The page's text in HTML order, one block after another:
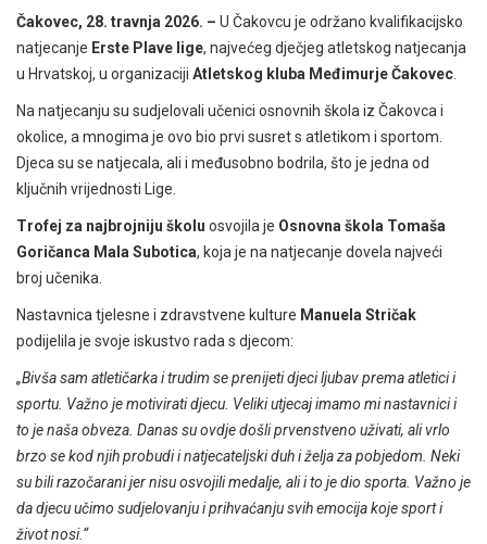
Čakovec, 28. travnja 2026. – U Čakovcu je održano kvalifikacijsko
natjecanje Erste Plave lige, najvećeg dječjeg atletskog natjecanja
u Hrvatskoj, u organizaciji Atletskog kluba Međimurje Čakovec
Na natjecanju su sudjelovali učenici osnovnih škola iz Čakovca i
okolice, a mnogima je ovo bio prvi susret s atletikom i sportom.
Djeca su se natjecala, ali i međusobno bodrila, što je jedna od
ključnih vrijednosti Lige.
Trofej za najbrojniju školu osvojila je Osnovna škola Tomaša
Goričanca Mala Subotica, koja je na natjecanje dovela najveći
broj učenika.
Nastavnica tjelesne i zdravstvene kulture Manuela Stričak
podijelila je svoje iskustvo rada s djecom:
„Bivša sam atletičarka i trudim se prenijeti djeci ljubav prema atletici i
sportu. Važno je motivirati djecu. Veliki utjecaj imamo mi nastavnici i
to je naša obveza. Danas su ovdje došli prvenstveno uživati, ali vrlo
brzo se kod njih probudi i natjecateljski duh i želja za pobjedom. Neki
su bili razočarani jer nisu osvojili medalje, ali i to je dio sporta. Važno je
da djecu učimo sudjelovanju i prihvaćanju svih emocija koje sport i
život nosi.“